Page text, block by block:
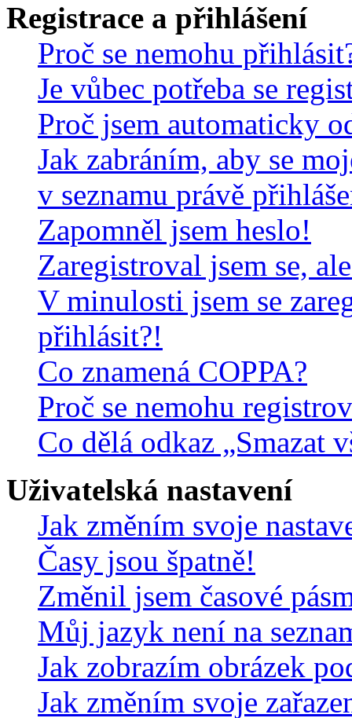
Registrace a přihlášení
Proč se nemohu
Je vůbec potřeba se
Proč jsem automaticky
Jak zabráním, aby se
v seznamu právě
Zapomněl jsem heslo!
Zaregistroval jsem se,
V minulosti jsem se
přihlásit?!
Co znamená COPPA?
Proč se nemohu
Co dělá odkaz „Smazat
Uživatelská nastavení
Jak změním svoje
Časy jsou špatně!
Změnil jsem časové
Můj jazyk není na
Jak zobrazím obrázek
Jak změním svoje